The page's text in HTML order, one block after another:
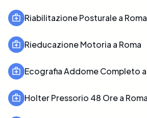
Riabilitazione Posturale a Roma
Rieducazione Motoria a Roma
Ecografia Addome Completo a
Holter Pressorio 48 Ore a Roma